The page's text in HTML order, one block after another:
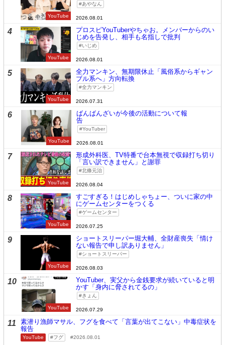
YouTube
あやなん
2026.08.01
4
YouTube
プロスピYouTuberやちゃお。メンバーからのい
じめを告発し、相手も名指しで批判
いじめ
2026.08.01
5
YouTube
全力マンキン、無期限休止「風俗系からギャン
ブル系へ」方向転換
全力マンキン
2026.07.31
6
YouTube
ばんばんざいが今後の活動について報
告
YouTuber
2026.08.01
7
YouTube
形成外科医、TV特番で台本無視で収録打ち切り
「言い訳できません」と謝罪
北條元治
2026.08.04
8
YouTube
すごすぎる！はじめしゃちょー、ついに家の中
にゲームセンターをつくる
ゲームセンター
2026.07.25
9
YouTube
ショートスリーパー堀大輔、全財産喪失「情け
ない報告で申し訳ありません」
ショートスリーパー
2026.08.03
10
YouTube
YouTuber、実父から金銭要求が続いていると明
かす「身内に脅されてるの」
きょん
2026.07.29
11
素潜り漁師マサル、フグを食べて「言葉が出てこない」中毒症状を
報告
YouTube フグ 2026.08.01